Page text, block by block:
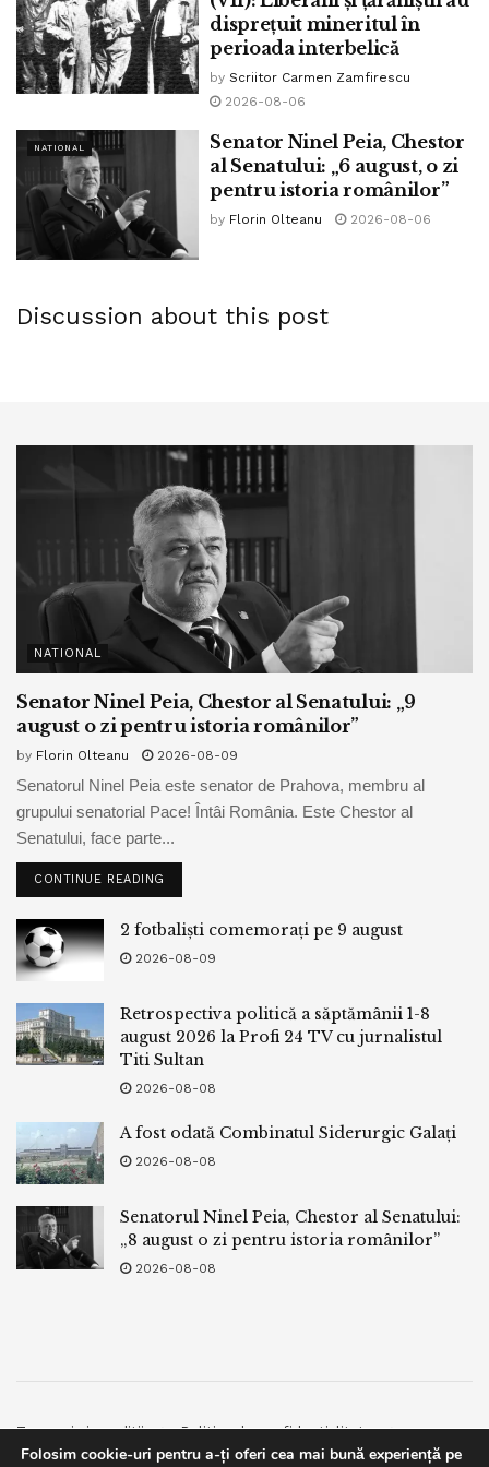
mai bine să-l pui să latre în continuare după căruța PSD?!
Tare mă tem că va veni o zi când Ion Iliescu va fi oale și
ulcele, Dragnea își va fi executat pedeapsa, Ponta va fi
după căruța PSD…
Tags: alegeri bpnews cainele lui pavlov ciuma rosie
manipulare politica propaganda psd
disprețuit mineritul în
perioada interbelică
by Scriitor Carmen Zamfirescu
2026-08-06
NATIONAL
Senator Ninel Peia, Chestor
al Senatului: „6 august, o zi
pentru istoria românilor”
by Florin Olteanu 2026-08-06
Discussion about this post
NATIONAL
Senator Ninel Peia, Chestor al Senatului: „9
august o zi pentru istoria românilor”
by Florin Olteanu 2026-08-09
Senatorul Ninel Peia este senator de Prahova, membru al
grupului senatorial Pace! Întâi România. Este Chestor al
Senatului, face parte...
CONTINUE READING
2 fotbaliști comemorați pe 9 august
2026-08-09
Retrospectiva politică a săptămânii 1-8
august 2026 la Profi 24 TV cu jurnalistul
Titi Sultan
2026-08-08
A fost odată Combinatul Siderurgic Galați
2026-08-08
Senatorul Ninel Peia, Chestor al Senatului:
„8 august o zi pentru istoria românilor”
2026-08-08
Termeni si conditii
Politica de confidentialitate
Facebook
Contact
Folosim cookie-uri pentru a-ți oferi cea mai bună experiență pe